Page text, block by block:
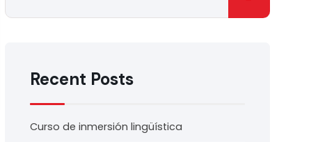
Recent Posts
Curso de inmersión lingüística